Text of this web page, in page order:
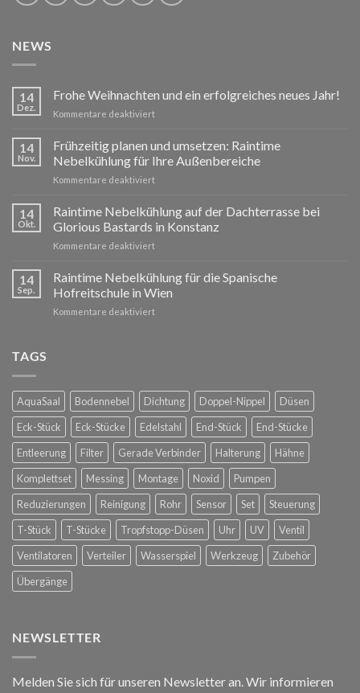
NEWS
14
Dez.
Frohe Weihnachten und ein erfolgreiches neues Jahr!
Kommentare deaktiviertfür
Weihnachten
ein
erfolgreiches
Jahr!
14
Nov.
Frühzeitig planen und umsetzen: Raintime
Nebelkühlung für Ihre Außenbereiche
Kommentare deaktiviertfür
planen
umsetzen:
Raintime
für
Ihre
14
Okt.
Raintime Nebelkühlung auf der Dachterrasse bei
Glorious Bastards in Konstanz
Kommentare deaktiviertfür
Nebelkühlung
der
Dachterrasse
14
Sep.
Raintime Nebelkühlung für die Spanische
Hofreitschule in Wien
Kommentare deaktiviertfür
Hofreitschule
in
Wien
TAGS
AquaSaal Bodennebel Dichtung Doppel-Nippel
Düsen
Eck-Stück
Eck-Stücke Edelstahl End-Stück
End-Stücke
Entleerung
Filter Gerade Verbinder Halterung
Hähne
Komplettset
Messing Montage Noxid
Pumpen
Reduzierungen
Reinigung Rohr Sensor Set
Steuerung
T-Stück
T-Stücke Tropfstopp-Düsen Uhr UV
Ventil
Ventilatoren
Verteiler Wasserspiel Werkzeug
Zubehör
Übergänge
NEWSLETTER
Melden Sie sich für unseren Newsletter an. Wir informieren